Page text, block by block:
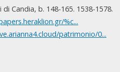
Candia, b. 148-165. 1538-1578.
%c...
patrimonio/0...